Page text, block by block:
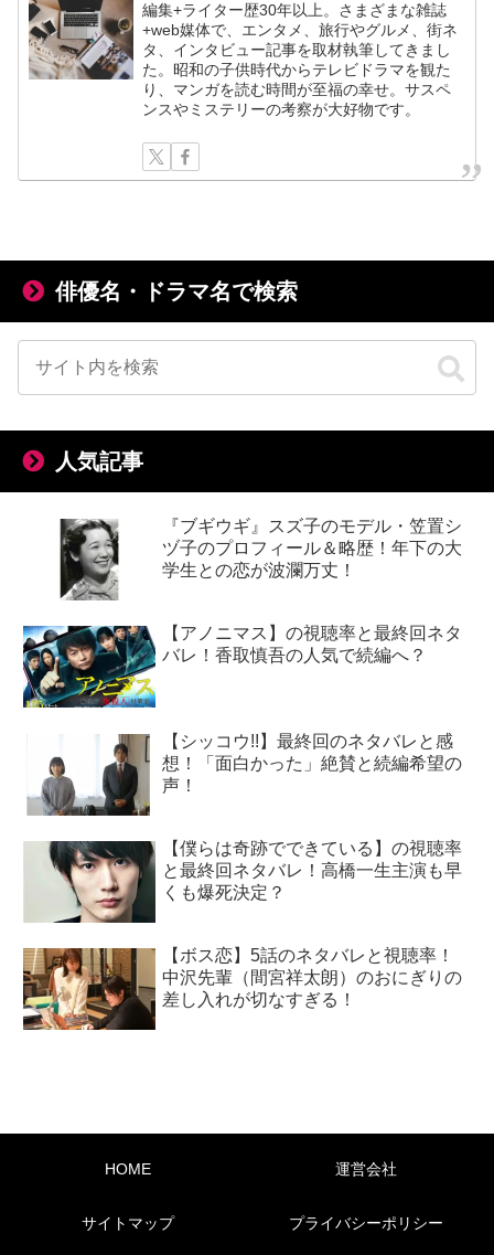
編集+ライター歴30年以上。さまざまな雑誌
+web媒体で、エンタメ、旅行やグルメ、街ネ
タ、インタビュー記事を取材執筆してきまし
た。昭和の子供時代からテレビドラマを観た
り、マンガを読む時間が至福の幸せ。サスペ
ンスやミステリーの考察が大好物です。
俳優名・ドラマ名で検索
人気記事
『ブギウギ』スズ子のモデル・笠置シ
ヅ子のプロフィール＆略歴！年下の大
学生との恋が波瀾万丈！
【アノニマス】の視聴率と最終回ネタ
バレ！香取慎吾の人気で続編へ？
【シッコウ!!】最終回のネタバレと感
想！「面白かった」絶賛と続編希望の
声！
【僕らは奇跡でできている】の視聴率
と最終回ネタバレ！高橋一生主演も早
くも爆死決定？
【ボス恋】5話のネタバレと視聴率！
中沢先輩（間宮祥太朗）のおにぎりの
差し入れが切なすぎる！
HOME 運営会社
サイトマップ プライバシーポリシー